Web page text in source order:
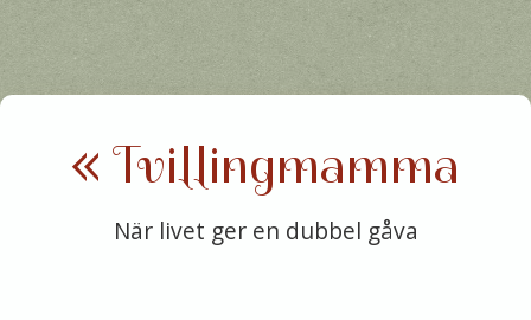
« Tvillingmamma
När livet ger en dubbel gåva